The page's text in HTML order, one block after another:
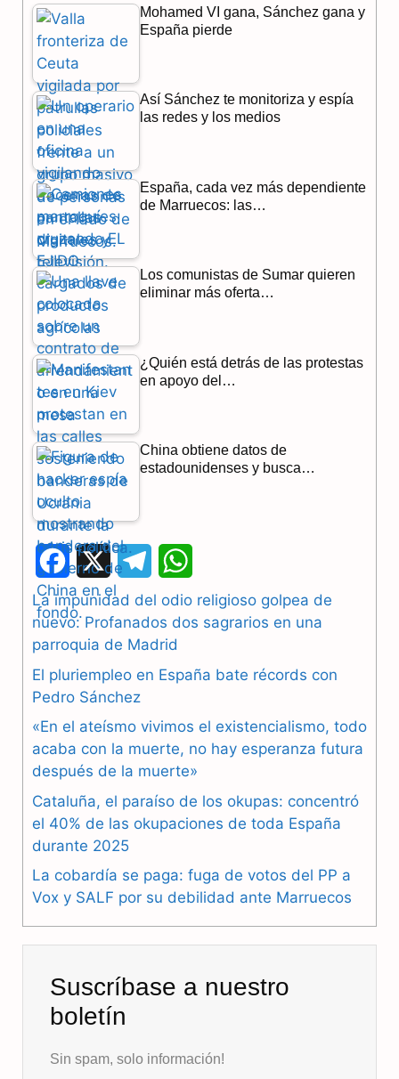
e
b
o
o
k
e
a
t
p
Mohamed VI gana, Sánchez gana y
España pierde
Así Sánchez te monitoriza y espía
las redes y los medios
España, cada vez más dependiente
de Marruecos: las…
Los comunistas de Sumar quieren
eliminar más oferta…
¿Quién está detrás de las protestas
en apoyo del…
China obtiene datos de
estadounidenses y busca…
F
a
c
b
o
o
k
X
e
l
r
a
m
h
a
A
p
p
La impunidad del odio religioso golpea de
nuevo: Profanados dos sagrarios en una
parroquia de Madrid
El pluriempleo en España bate récords con
Pedro Sánchez
«En el ateísmo vivimos el existencialismo, todo
acaba con la muerte, no hay esperanza futura
después de la muerte»
Cataluña, el paraíso de los okupas: concentró
el 40% de las okupaciones de toda España
durante 2025
La cobardía se paga: fuga de votos del PP a
Vox y SALF por su debilidad ante Marruecos
Suscríbase a nuestro
boletín
Sin spam, solo información!